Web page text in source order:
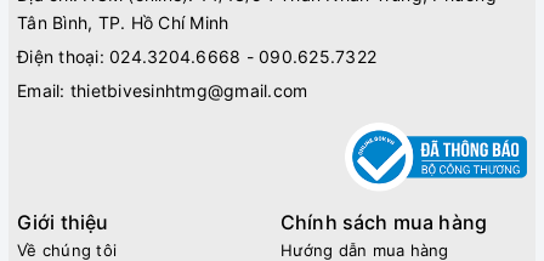
Tân Bình, TP. Hồ Chí Minh
Điện thoại: 024.3204.6668 - 090.625.7322
Email: thietbivesinhtmg@gmail.com
Giới thiệu
Về chúng tôi
Chính sách mua hàng
Hướng dẫn mua hàng